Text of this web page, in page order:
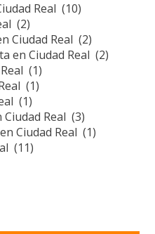
Real (10)
(2)
Ciudad Real (2)
en Ciudad Real (2)
(1)
(1)
(1)
Real (3)
Ciudad Real (1)
(11)